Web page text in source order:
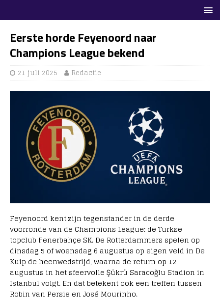
Eerste horde Feyenoord naar
Champions League bekend
21 juli 2025 Redactie
Feyenoord kent zijn tegenstander in de derde
voorronde van de Champions League: de Turkse
topclub Fenerbahçe SK. De Rotterdammers spelen op
dinsdag 5 of woensdag 6 augustus op eigen veld in De
Kuip de heenwedstrijd, waarna de return op 12
augustus in het sfeervolle Şükrü Saracoğlu Stadion in
Istanbul volgt. En dat betekent ook een treffen tussen
Robin van Persie en José Mourinho.